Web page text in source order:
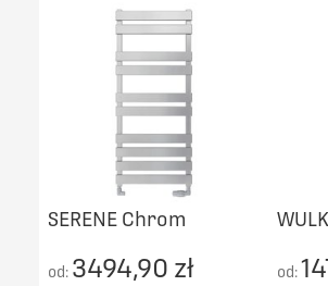
SERENE Chrom
od: 3494,90 zł od: